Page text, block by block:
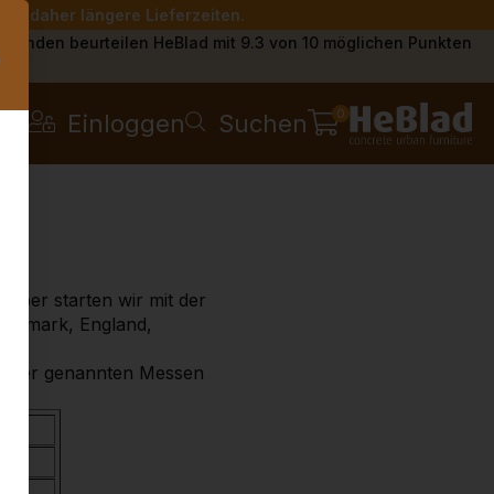
daher längere Lieferzeiten.
Kunden beurteilen HeBlad mit 9.3 von 10 möglichen Punkten
Einloggen Suchen 0
starten wir mit der
England,
der genannten Messen